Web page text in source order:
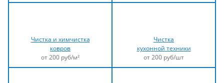
Чистка и химчистка
ковров
от 200 руб/м²
Чистка
кухонной техники
от 200 руб/шт